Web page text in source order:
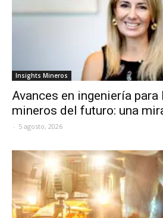
Insights Mineros
Avances en ingeniería
mineros del futuro: una
- 5 agosto, 2026